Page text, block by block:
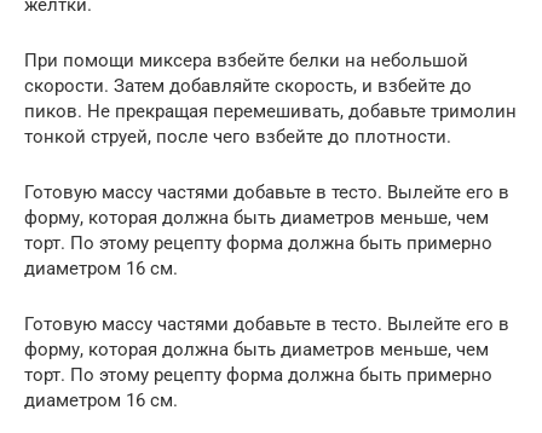
желтки.
При помощи миксера взбейте белки на небольшой
скорости. Затем добавляйте скорость, и взбейте до
пиков. Не прекращая перемешивать, добавьте тримолин
тонкой струей, после чего взбейте до плотности.
Готовую массу частями добавьте в тесто. Вылейте его в
форму, которая должна быть диаметров меньше, чем
торт. По этому рецепту форма должна быть примерно
диаметром 16 см.
Готовую массу частями добавьте в тесто. Вылейте его в
форму, которая должна быть диаметров меньше, чем
торт. По этому рецепту форма должна быть примерно
диаметром 16 см.